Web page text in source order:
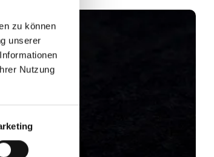
zu können
unserer
Nutzung